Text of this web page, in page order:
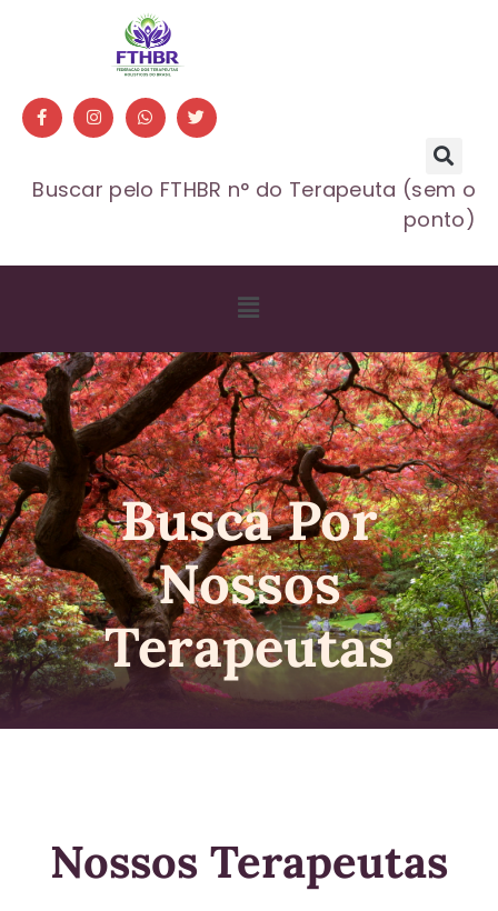
Buscar pelo FTHBR n° do Terapeuta (sem o
ponto)
Busca Por
Nossos
Terapeutas
Nossos Terapeutas